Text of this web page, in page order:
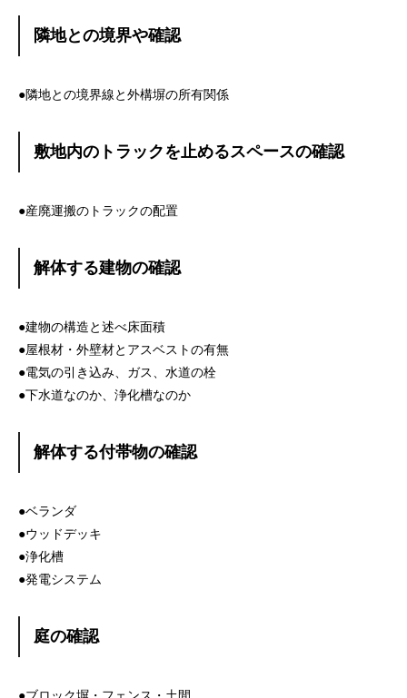
隣地との境界や確認
●隣地との境界線と外構塀の所有関係
敷地内のトラックを止めるスペースの確認
●産廃運搬のトラックの配置
解体する建物の確認
●建物の構造と述べ床面積
●屋根材・外壁材とアスベストの有無
●電気の引き込み、ガス、水道の栓
●下水道なのか、浄化槽なのか
解体する付帯物の確認
●ベランダ
●ウッドデッキ
●浄化槽
●発電システム
庭の確認